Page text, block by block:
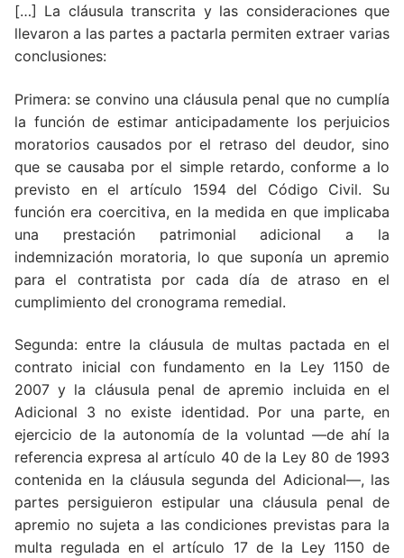
[…] La cláusula transcrita y las consideraciones que
llevaron a las partes a pactarla permiten extraer varias
conclusiones:
Primera: se convino una cláusula penal que no cumplía
la función de estimar anticipadamente los perjuicios
moratorios causados por el retraso del deudor, sino
que se causaba por el simple retardo, conforme a lo
previsto en el artículo 1594 del Código Civil. Su
función era coercitiva, en la medida en que implicaba
una prestación patrimonial adicional a la
indemnización moratoria, lo que suponía un apremio
para el contratista por cada día de atraso en el
cumplimiento del cronograma remedial.
Segunda: entre la cláusula de multas pactada en el
contrato inicial con fundamento en la Ley 1150 de
2007 y la cláusula penal de apremio incluida en el
Adicional 3 no existe identidad. Por una parte, en
ejercicio de la autonomía de la voluntad —de ahí la
referencia expresa al artículo 40 de la Ley 80 de 1993
contenida en la cláusula segunda del Adicional—, las
partes persiguieron estipular una cláusula penal de
apremio no sujeta a las condiciones previstas para la
multa regulada en el artículo 17 de la Ley 1150 de